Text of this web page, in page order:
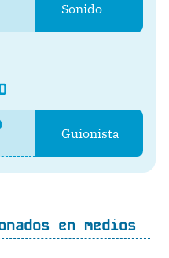
Sonido
Guionista
en medios